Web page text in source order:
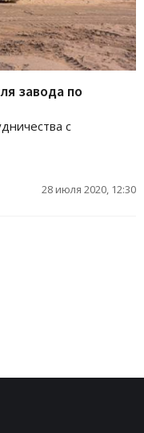
завода по
с
28 июля 2020, 12:30